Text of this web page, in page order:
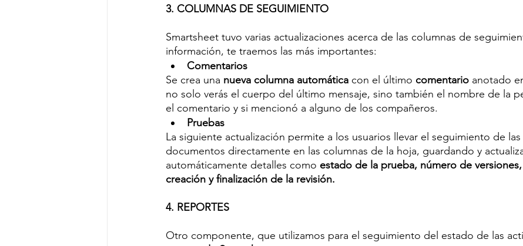
3. COLUMNAS DE SEGUIMIENTO
Smartsheet tuvo varias actualizaciones acerca de las columnas de
información, te traemos las más importantes:
Comentarios
Se crea una nueva columna automática con el último comentario anotado
no solo verás el cuerpo del último mensaje, sino también el nombre de la
el comentario y si mencionó a alguno de los compañeros.
Pruebas
La siguiente actualización permite a los usuarios llevar el seguimiento de
documentos directamente en las columnas de la hoja, guardando y
automáticamente detalles como estado de la prueba, número de
creación y finalización de la revisión.
4. REPORTES
Otro componente, que utilizamos para el seguimiento del estado de las